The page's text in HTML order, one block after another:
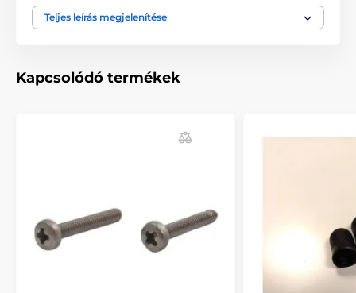
Távvezérlő
Megjegyzés: A kép csak illusztráció.
Tartozékok ugatásgátló nyakörvek
Kiegészítők
Teljes leírás megjelenítése
Kapcsolódó termékek